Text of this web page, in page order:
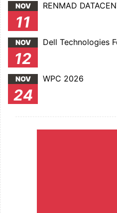
NOV
11
RENMAD
NOV
12
Dell Technologies
NOV
24
WPC 2026